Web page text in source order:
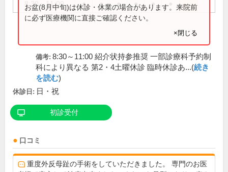
8:30～11:00 ● ● ● ● ●
お盆(8月中旬)は休診・休業の場合があります。来院前
に必ず医療機関に直接ご確認ください。
×閉じる
備考: 8:30～11:00 紹介状持参推奨 一部診療科予約制
科により異なる 第2・4土曜休診 臨時休診あ...(続き
を読む)
休診日: 日・祝
初診受付
口コミ
重度外反母趾の手術をしていただきました。 専門のお医